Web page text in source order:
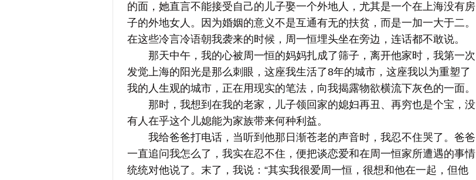
的面，她直言不能接受自己的儿子娶一个外地人，尤其是一个在上海没有房
子的外地女人。因为婚姻的意义不是互通有无的扶贫，而是一加一大于二。
在这些冷言冷语朝我袭来的时候，周一恒埋头坐在旁边，连话都不敢说。
那天中午，我的心被周一恒的妈妈扎成了筛子，离开他家时，我第一次
发觉上海的阳光是那么刺眼，这座我生活了8年的城市，这座我以为重塑了
我的人生观的城市，正在用现实的笔法，向我揭露物欲横流下灰色的一面。
那时，我想到在我的老家，儿子领回家的媳妇再丑、再穷也是个宝，没
有人在乎这个儿媳能为家族带来何种利益。
我给爸爸打电话，当听到他那日渐苍老的声音时，我忍不住哭了。爸爸
一直追问我怎么了，我实在忍不住，便把谈恋爱和在周一恒家所遭遇的事情
统统对他说了。末了，我说：“其实我很爱周一恒，很想和他在一起，但他